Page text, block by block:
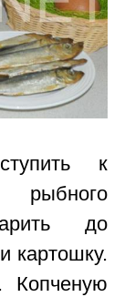
к
рыбного
до
картошку.
Копченую